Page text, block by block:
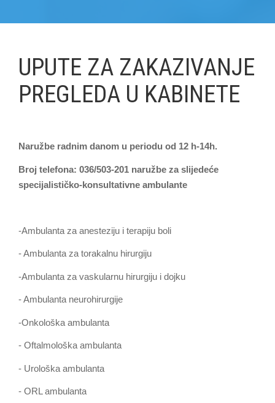
UPUTE ZA ZAKAZIVANJE
PREGLEDA U KABINETE
Naružbe radnim danom u periodu od 12 h-14h.
Broj telefona: 036/503-201 naružbe za slijedeće
specijalističko-konsultativne ambulante
-Ambulanta za anesteziju i terapiju boli
- Ambulanta za torakalnu hirurgiju
-Ambulanta za vaskularnu hirurgiju i dojku
- Ambulanta neurohirurgije
-Onkološka ambulanta
- Oftalmološka ambulanta
- Urološka ambulanta
- ORL ambulanta